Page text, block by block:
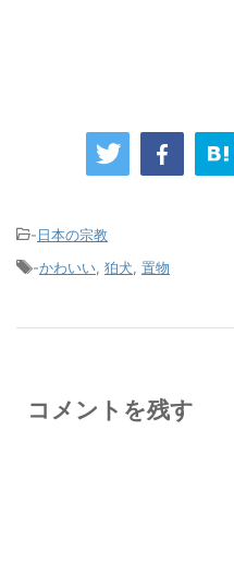
-日本の宗教
-かわいい 狛犬 置物
コメントを残す